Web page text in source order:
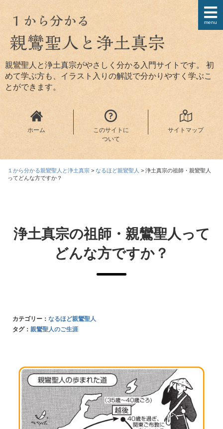
menu
ホーム
このサイトに
ついて
サイトマップ
親鸞聖人と浄土真宗がやさしく分かる入門サイトです。 初
めて学ぶ方も、イラスト入りの解説で分かりやすく学ぶこ
とができます。
１から分かる親鸞聖人と浄土真宗 > なるほど親鸞聖人 > 浄土真宗の祖師・親鸞聖人
ってどんな方ですか？
浄土真宗の祖師・親鸞聖人って
どんな方ですか？
カテゴリー： なるほど親鸞聖人
タグ： 親鸞聖人のご生涯